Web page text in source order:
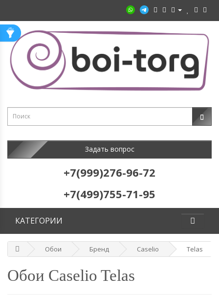
Задать вопрос
+7(999)276-96-72
+7(499)755-71-95
КАТЕГОРИИ
Обои Бренд Caselio Telas
Обои Caselio Telas